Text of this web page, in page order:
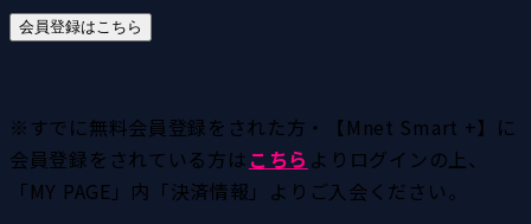
会員登録はこちら
※すでに無料会員登録をされた方・【Mnet Smart +】に
会員登録をされている方は こちら よりログインの上、
「MY PAGE」内「決済情報」よりご入会ください。